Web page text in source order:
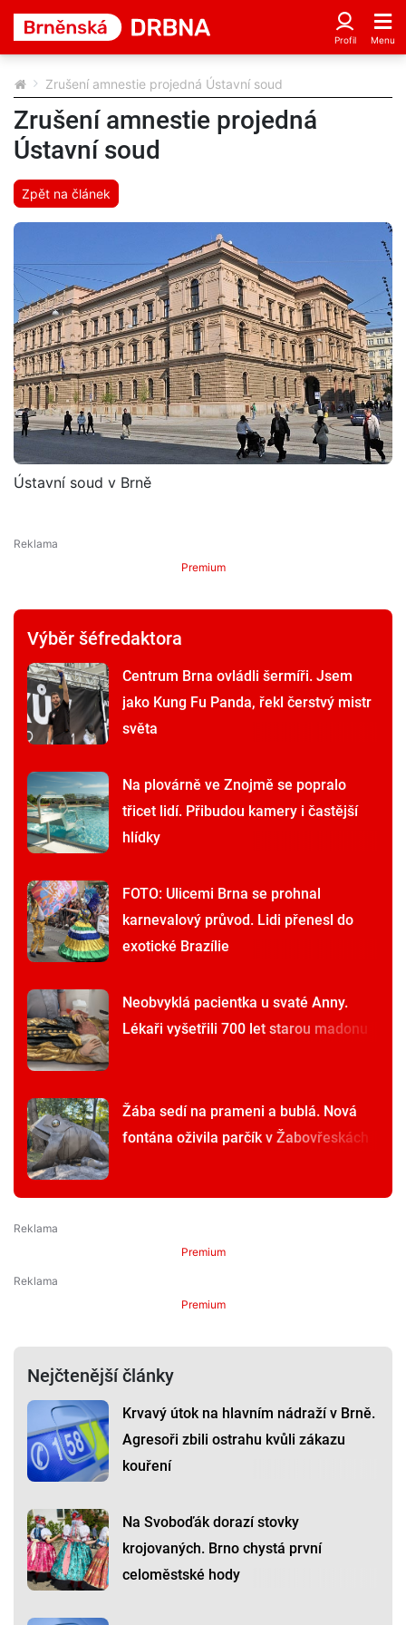
Zrušení amnestie projedná Ústavní soud
Zrušení amnestie projedná
Ústavní soud
Zpět na článek
Ústavní soud v Brně
Premium
Výběr šéfredaktora
Centrum Brna ovládli šermíři. Jsem
jako Kung Fu Panda, řekl čerstvý mistr
světa
Na plovárně ve Znojmě se popralo
třicet lidí. Přibudou kamery i častější
hlídky
FOTO: Ulicemi Brna se prohnal
karnevalový průvod. Lidi přenesl do
exotické Brazílie
Neobvyklá pacientka u svaté Anny.
Lékaři vyšetřili 700 let starou madonu
Žába sedí na prameni a bublá. Nová
fontána oživila parčík v Žabovřeskách
Premium
Premium
Nejčtenější články
Krvavý útok na hlavním nádraží v Brně.
Agresoři zbili ostrahu kvůli zákazu
kouření
Na Svoboďák dorazí stovky
krojovaných. Brno chystá první
celoměstské hody